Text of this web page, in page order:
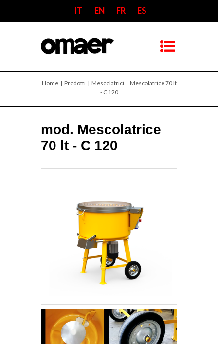
IT EN FR ES
Home| Prodotti | Mescolatrici| Mescolatrice 70 lt
- C 120
mod. Mescolatrice
70 lt - C 120